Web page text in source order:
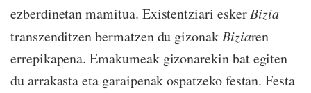
ezberdinetan mamitua. Existentziari eskerBizia
transzenditzen bermatzen du gizonak Biziaren
errepikapena. Emakumeak gizonarekin bat egiten
du arrakasta eta garaipenak ospatzeko festan. Festa